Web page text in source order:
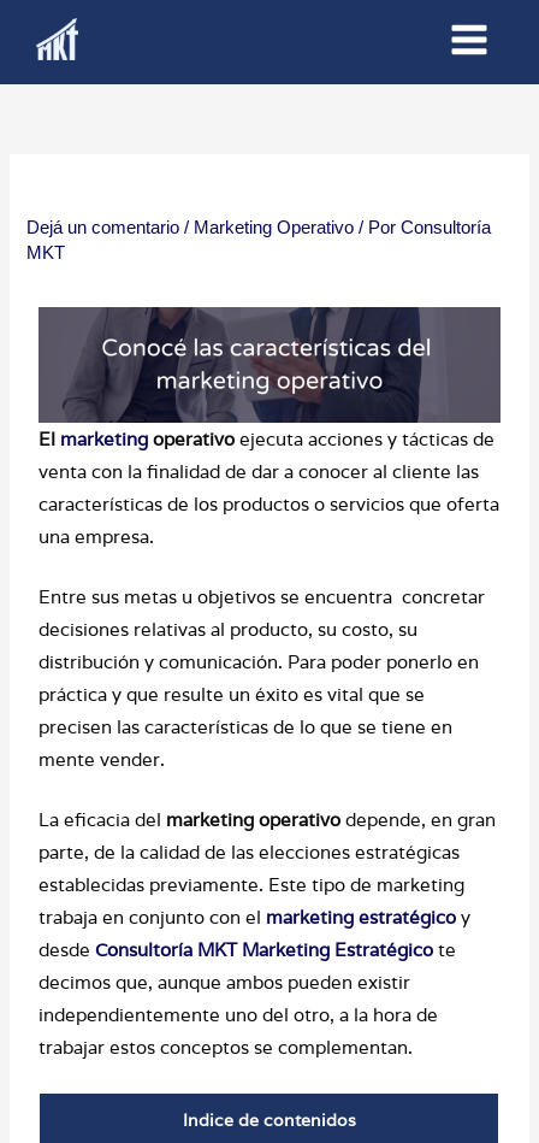
Dejá un comentario / Marketing Operativo / PorConsultoría
MKT
El marketing operativoejecuta acciones y tácticas de
venta con la finalidad de dar a conocer al cliente las
características de los productos o servicios que oferta
una empresa.
Entre sus metas u objetivos se encuentra concretar
decisiones relativas al producto, su costo, su
distribución y comunicación. Para poder ponerlo en
práctica y que resulte un éxito es vital que se
precisen las características de lo que se tiene en
mente vender.
La eficacia del marketing operativo depende, en gran
parte, de la calidad de las elecciones estratégicas
establecidas previamente. Este tipo de marketing
trabaja en conjunto con el marketing estratégico y
desdeConsultoría MKT Marketing Estratégico te
decimos que, aunque ambos pueden existir
independientemente uno del otro, a la hora de
trabajar estos conceptos se complementan.
Indice de contenidos